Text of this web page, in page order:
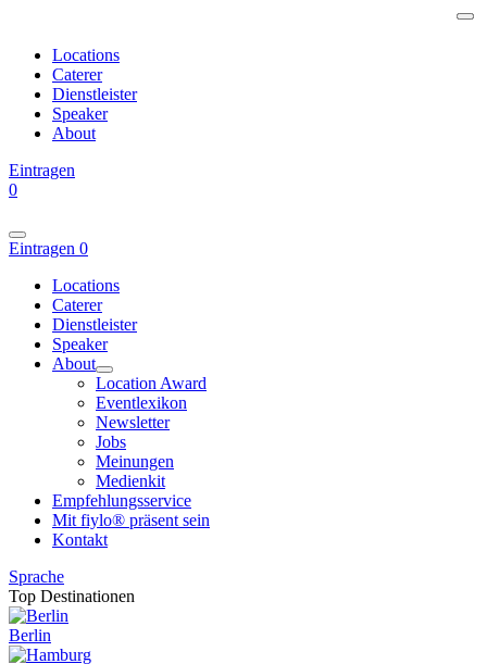
Locations
Caterer
Dienstleister
Speaker
About
Eintragen
0
Eintragen 0
Locations
Caterer
Dienstleister
Speaker
About
Location Award
Eventlexikon
Newsletter
Jobs
Meinungen
Medienkit
Empfehlungsservice
Mit fiylo® präsent sein
Kontakt
Sprache
Top Destinationen
Berlin